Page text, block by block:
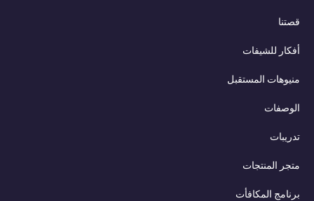
قصتنا
أفكار للشيفات
منيوهات المستقبل
الوصفات
تدريبات
متجر المنتجات
برنامج المكافأت